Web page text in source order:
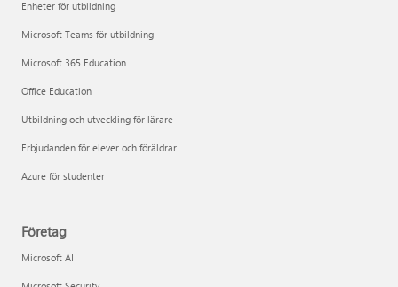
Enheter för utbildning
Microsoft Teams för utbildning
Microsoft 365 Education
Office Education
Utbildning och utveckling för lärare
Erbjudanden för elever och föräldrar
Azure för studenter
Företag
Microsoft AI